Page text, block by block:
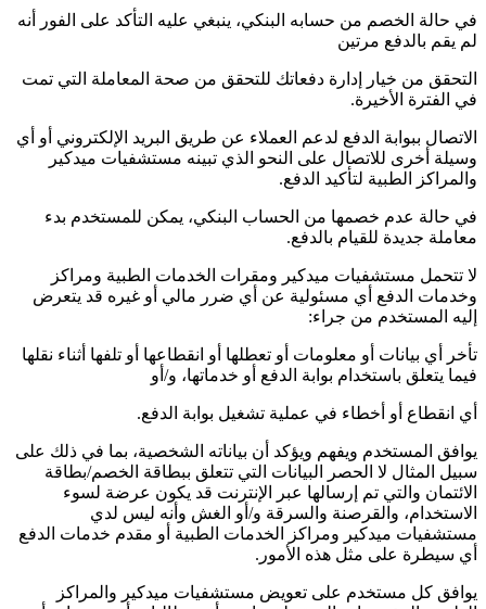
في حالة الخصم من حسابه البنكي، ينبغي عليه التأكد على الفور أنه
لم يقم بالدفع مرتين
التحقق من خيار إدارة دفعاتك للتحقق من صحة المعاملة التي تمت
في الفترة الأخيرة.
الاتصال ببوابة الدفع لدعم العملاء عن طريق البريد الإلكتروني أو أي
وسيلة أخرى للاتصال على النحو الذي تبينه مستشفيات ميدكير
والمراكز الطبية لتأكيد الدفع.
في حالة عدم خصمها من الحساب البنكي، يمكن للمستخدم بدء
معاملة جديدة للقيام بالدفع.
لا تتحمل مستشفيات ميدكير ومقرات الخدمات الطبية ومراكز
وخدمات الدفع أي مسئولية عن أي ضرر مالي أو غيره قد يتعرض
إليه المستخدم من جراء:
تأخر أي بيانات أو معلومات أو تعطلها أو انقطاعها أو تلفها أثناء نقلها
فيما يتعلق باستخدام بوابة الدفع أو خدماتها، و/أو
أي انقطاع أو أخطاء في عملية تشغيل بوابة الدفع.
يوافق المستخدم ويفهم ويؤكد أن بياناته الشخصية، بما في ذلك على
سبيل المثال لا الحصر البيانات التي تتعلق ببطاقة الخصم/بطاقة
الائتمان والتي تم إرسالها عبر الإنترنت قد يكون عرضة لسوء
الاستخدام، والقرصنة والسرقة و/أو الغش وأنه ليس لدي
مستشفيات ميدكير ومراكز الخدمات الطبية أو مقدم خدمات الدفع
أي سيطرة على مثل هذه الأمور.
يوافق كل مستخدم على تعويض مستشفيات ميدكير والمراكز